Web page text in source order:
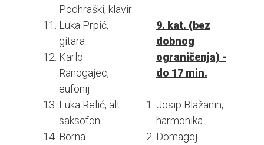
Podhraški, klavir
Luka Prpić,
gitara
Karlo
Ranogajec,
eufonij
Luka Relić, alt
saksofon
Borna
9. kat. (bez
dobnog
ograničenja) -
do 17 min.
Josip Blažanin,
harmonika
Domagoj